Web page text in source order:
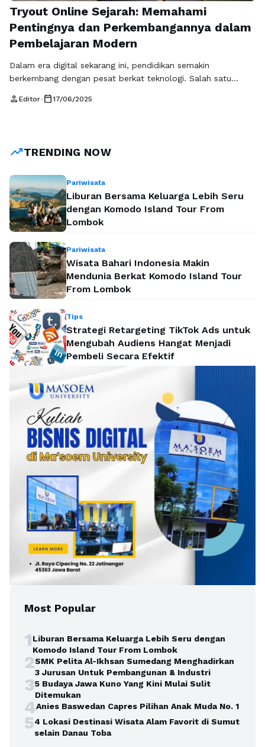
Tryout Online Sejarah: Memahami
Pentingnya dan Perkembangannya dalam
Pembelajaran Modern
Dalam era digital sekarang ini, pendidikan semakin
berkembang dengan pesat berkat teknologi. Salah satu
mahasiswa adalah program tryout online, khususnya untuk
pembelajaran ini …Baca Selengkapnya
person Editor• calendar_today17/06/2025
trending_upTRENDING NOW
Pariwisata
Liburan Bersama Keluarga Lebih Seru
dengan Komodo Island Tour From
Lombok
Pariwisata
Wisata Bahari Indonesia Makin
Mendunia Berkat Komodo Island Tour
From Lombok
Tips
Strategi Retargeting TikTok Ads untuk
Mengubah Audiens Hangat Menjadi
Pembeli Secara Efektif
Most Popular
1Liburan Bersama Keluarga Lebih Seru dengan
Komodo Island Tour From Lombok
2SMK Pelita Al-Ikhsan Sumedang Menghadirkan
3 Jurusan Untuk Pembangunan & Industri
35 Budaya Jawa Kuno Yang Kini Mulai Sulit
Ditemukan
4Anies Baswedan Capres Pilihan Anak Muda No. 1
54 Lokasi Destinasi Wisata Alam Favorit di Sumut
selain Danau Toba